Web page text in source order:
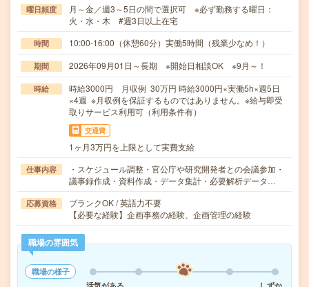
曜日頻度
月～金／週3～5日の間で選択可 ※必ず勤務する曜日：
火・水・木 #週3日以上在宅
時間 10:00-16:00（休憩60分）実働5時間（残業少なめ！）
期間 2026年09月01日～長期 ※開始日相談OK ※9月～！
時給
時給3000円 月収例 30万円 時給3000円×実働5h×週5日
×4週 ※月収例を保証するものではありません。※給与即受
取りサービス利用可（利用条件有）
交通費
1ヶ月3万円を上限として実費支給
仕事内容
・スケジュール調整・官公庁や研究開発者との会議参加・
議事録作成・資料作成・データ集計・必要解析データ…
応募資格
ブランクOK / 英語力不要
【必要な経験】企画事務の経験、企画管理の経験
職場の雰囲気
職場の様子